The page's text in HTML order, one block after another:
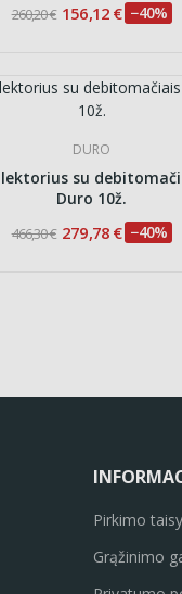
260,20 € 156,12 € −40%
DURO
su
Duro 10ž.
466,30 € 279,78 € −40%
Pirkimo
Grąžinimo